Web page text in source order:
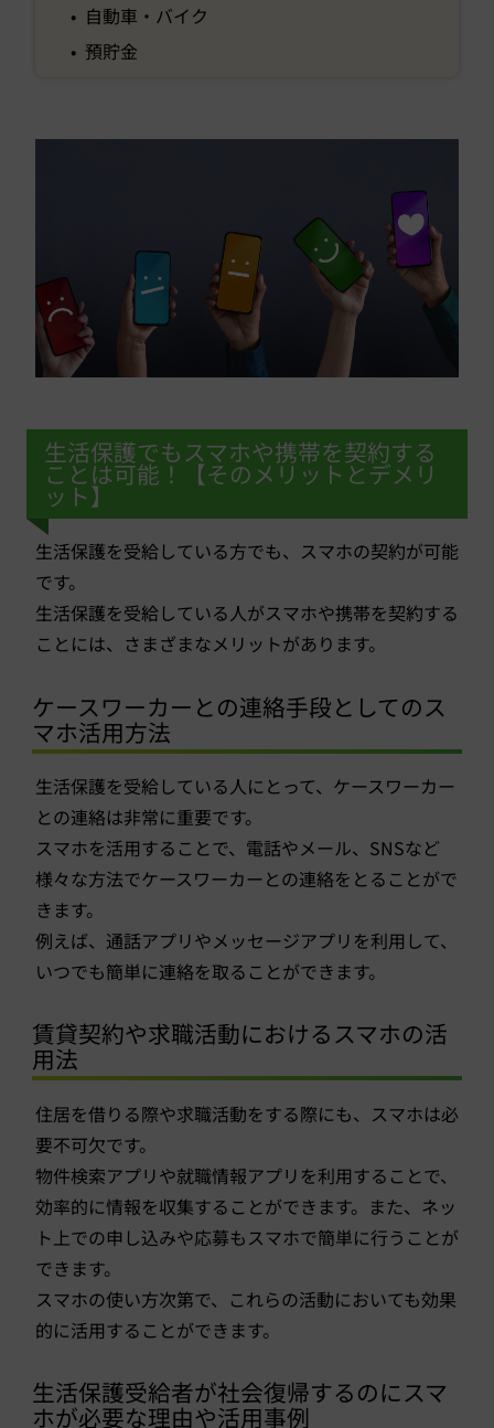
• 自動車・バイク
• 預貯金
生活保護でもスマホや携帯を契約する
ことは可能！【そのメリットとデメリ
ット】
生活保護を受給している方でも、スマホの契約が可能
です。
生活保護を受給している人がスマホや携帯を契約する
ことには、さまざまなメリットがあります。
ケースワーカーとの連絡手段としてのス
マホ活用方法
生活保護を受給している人にとって、ケースワーカー
との連絡は非常に重要です。
スマホを活用することで、電話やメール、SNSなど
様々な方法でケースワーカーとの連絡をとることがで
きます。
例えば、通話アプリやメッセージアプリを利用して、
いつでも簡単に連絡を取ることができます。
賃貸契約や求職活動におけるスマホの活
用法
住居を借りる際や求職活動をする際にも、スマホは必
要不可欠です。
物件検索アプリや就職情報アプリを利用することで、
効率的に情報を収集することができます。また、ネッ
ト上での申し込みや応募もスマホで簡単に行うことが
できます。
スマホの使い方次第で、これらの活動においても効果
的に活用することができます。
生活保護受給者が社会復帰するのにスマ
ホが必要な理由や活用事例